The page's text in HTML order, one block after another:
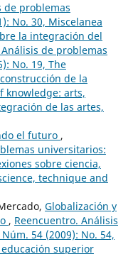
de problemas
No. 30, Miscelanea
la integración del
de problemas
No. 19, The
de la
knowledge: arts,
de las artes,
el futuro ,
universitarios:
sobre ciencia,
technique and
Globalización y
, Reencuentro. Análisis
54 (2009): No. 54,
superior